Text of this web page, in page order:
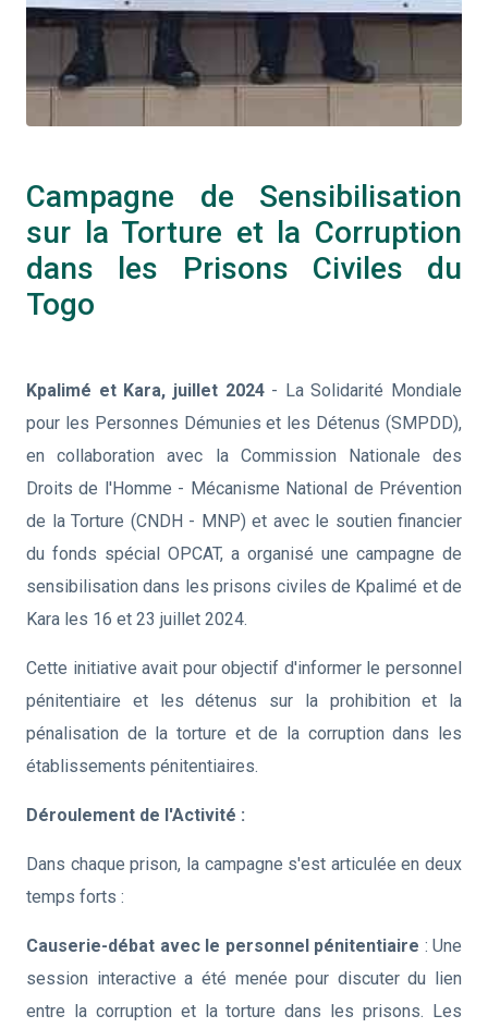
Campagne de Sensibilisation
sur la Torture et la Corruption
dans les Prisons Civiles du
Togo
Kpalimé et Kara, juillet 2024- La Solidarité Mondiale
pour les Personnes Démunies et les Détenus (SMPDD),
en collaboration avec la Commission Nationale des
Droits de l'Homme - Mécanisme National de Prévention
de la Torture (CNDH - MNP) et avec le soutien financier
du fonds spécial OPCAT, a organisé une campagne de
sensibilisation dans les prisons civiles de Kpalimé et de
Kara les 16 et 23 juillet 2024.
Cette initiative avait pour objectif d'informer le personnel
pénitentiaire et les détenus sur la prohibition et la
pénalisation de la torture et de la corruption dans les
établissements pénitentiaires.
Déroulement de l'Activité :
Dans chaque prison, la campagne s'est articulée en deux
temps forts :
Causerie-débat avec le personnel pénitentiaire : Une
session interactive a été menée pour discuter du lien
entre la corruption et la torture dans les prisons. Les